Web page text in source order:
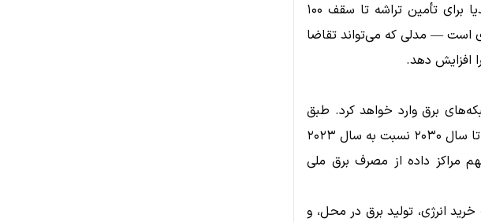
Bloomberg گزارش داده است که تعهدات مالی انویدیا برای تأمین تراشه تا سقف ۱۰۰
است — مدلی که می‌تواند تقاضا
افزایش دهد.
برق وارد خواهد کرد. طبق
برآورد Goldman Sachs، مصرف برق مراکز داده جهانی تا سال ۲۰۳۰ نسبت به سال ۲۰۲۳
مراکز داده از مصرف برق ملی
انرژی، تولید برق در محل، و